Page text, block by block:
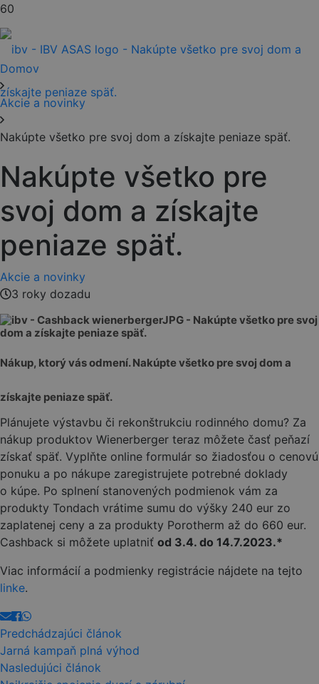
Domov
Akcie a novinky
Nakúpte všetko pre svoj dom a získajte peniaze späť.
Nakúpte všetko pre
svoj dom a získajte
peniaze späť.
Akcie a novinky
3 roky dozadu
Nákup, ktorý vás odmení. Nakúpte všetko pre svoj dom a
získajte peniaze späť.
Plánujete výstavbu či rekonštrukciu rodinného domu? Za
nákup produktov Wienerberger teraz môžete časť peňazí
získať späť. Vyplňte online formulár so žiadosťou o cenovú
ponuku a po nákupe zaregistrujete potrebné doklady
o kúpe. Po splnení stanovených podmienok vám za
produkty Tondach vrátime sumu do výšky 240 eur zo
zaplatenej ceny a za produkty Porotherm až do 660 eur.
Cashback si môžete uplatniť od 3.4. do 14.7.2023.*
Viac informácií a podmienky registrácie nájdete na tejto
linke.
Predchádzajúci článok
Jarná kampaň plná výhod
Nasledujúci článok